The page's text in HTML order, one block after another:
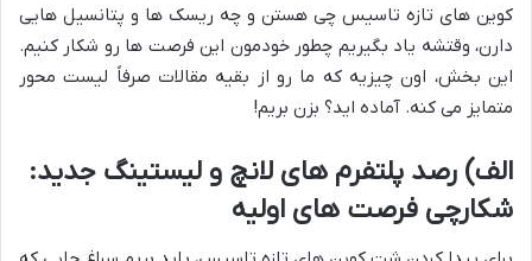
کوین های تازه تاسیس چی هستن و چه ریسک ها و پتانسیل هایی
دارن، وقتشه یاد بگیریم چطور خودمون این فرصت ها رو شکار کنیم.
این بخش، اون چیزیه که ما رو از بقیه مقالات صرفاً لیست محور
متمایز می کنه. آماده اید؟ بزن بریم!
الف) رصد پلتفرم های لانچ و لیستینگ جدید:
شکارچی فرصت های اولیه